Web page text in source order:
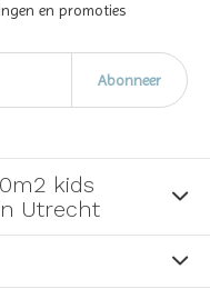
en promoties
Abonneer
kids
Utrecht